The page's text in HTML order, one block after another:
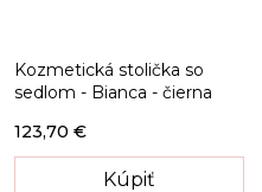
Kozmetická stolička so
sedlom - Bianca - čierna
123,70 €
Kúpiť